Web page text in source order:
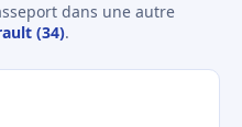
dans une autre
(34).